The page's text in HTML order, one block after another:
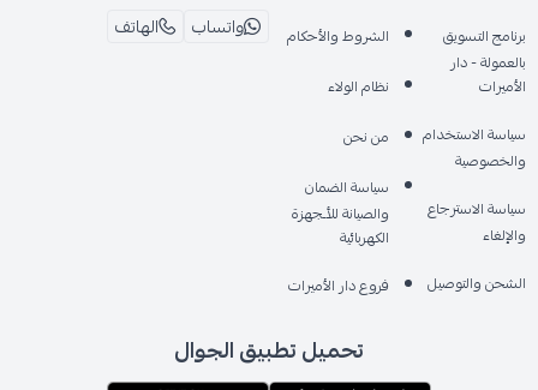
برنامج التسويق
بالعمولة - دار
الأميرات
سياسة الاستخدام
والخصوصية
سياسة الاسترجاع
والإلغاء
الشحن والتوصيل
الشروط والأحكام
نظام الولاء
من نحن
سياسة الضمان
والصيانة للأـجهزة
الكهربائية
فروع دار الأميرات
واتساب الهاتف
تحميل تطبيق الجوال